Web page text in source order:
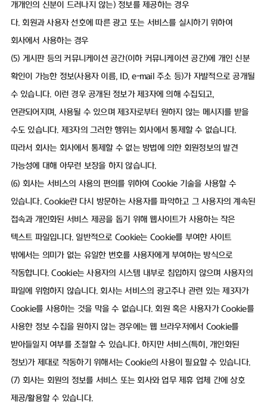
개개인의 신분이 드러나지 않는) 정보를 제공하는 경우
다. 회원과 사용자 선호에 따른 광고 또는 서비스를 실시하기 위하여
회사에서 사용하는 경우
(5) 게시판 등의 커뮤니케이션 공간(이하 커뮤니케이션 공간)에 개인 신분
확인이 가능한 정보(사용자 이름, ID, e-mail 주소 등)가 자발적으로 공개될
수 있습니다. 이런 경우 공개된 정보가 제3자에 의해 수집되고,
연관되어지며, 사용될 수 있으며 제3자로부터 원하지 않는 메시지를 받을
수도 있습니다. 제3자의 그러한 행위는 회사에서 통제할 수 없습니다.
따라서 회사는 회사에서 통제할 수 없는 방법에 의한 회원정보의 발견
가능성에 대해 아무런 보장을 하지 않습니다.
(6) 회사는 서비스의 사용의 편의를 위하여 Cookie 기술을 사용할 수
있습니다. Cookie란 다시 방문하는 사용자를 파악하고 그 사용자의 계속된
접속과 개인화된 서비스 제공을 돕기 위해 웹사이트가 사용하는 작은
텍스트 파일입니다. 일반적으로 Cookie는 Cookie를 부여한 사이트
밖에서는 의미가 없는 유일한 번호를 사용자에게 부여하는 방식으로
작동합니다. Cookie는 사용자의 시스템 내부로 침입하지 않으며 사용자의
파일에 위험하지 않습니다. 회사는 서비스의 광고주나 관련 있는 제3자가
Cookie를 사용하는 것을 막을 수 없습니다. 회원 혹은 사용자가 Cookie를
사용한 정보 수집을 원하지 않는 경우에는 웹 브라우저에서 Cookie를
받아들일지 여부를 조절할 수 있습니다. 하지만 서비스(특히, 개인화된
정보)가 제대로 작동하기 위해서는 Cookie의 사용이 필요할 수 있습니다.
(7) 회사는 회원의 정보를 서비스 또는 회사와 업무 제휴 업체 간에 상호
제공/활용할 수 있습니다.